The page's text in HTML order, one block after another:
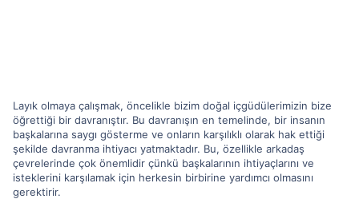
Layık olmaya çalışmak, öncelikle bizim doğal içgüdülerimizin bize
öğrettiği bir davranıştır. Bu davranışın en temelinde, bir insanın
başkalarına saygı gösterme ve onların karşılıklı olarak hak ettiği
şekilde davranma ihtiyacı yatmaktadır. Bu, özellikle arkadaş
çevrelerinde çok önemlidir çünkü başkalarının ihtiyaçlarını ve
isteklerini karşılamak için herkesin birbirine yardımcı olmasını
gerektirir.